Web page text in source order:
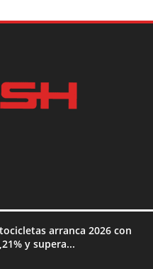
arranca 2026 con
y supera...